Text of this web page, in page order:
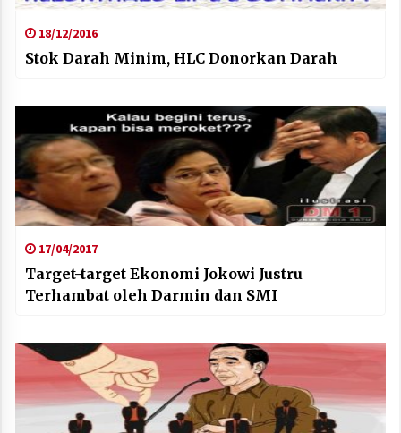
18/12/2016
Stok Darah Minim, HLC Donorkan Darah
17/04/2017
Target-target Ekonomi Jokowi Justru
Terhambat oleh Darmin dan SMI